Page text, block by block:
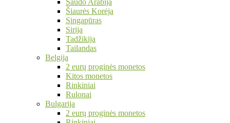
Saudo Arabija
Šiaurės Korėja
Singapūras
Sirija
Tadžikija
Tailandas
Belgija
2 eurų proginės monetos
Kitos monetos
Rinkiniai
Rulonai
Bulgarija
2 eurų proginės monetos